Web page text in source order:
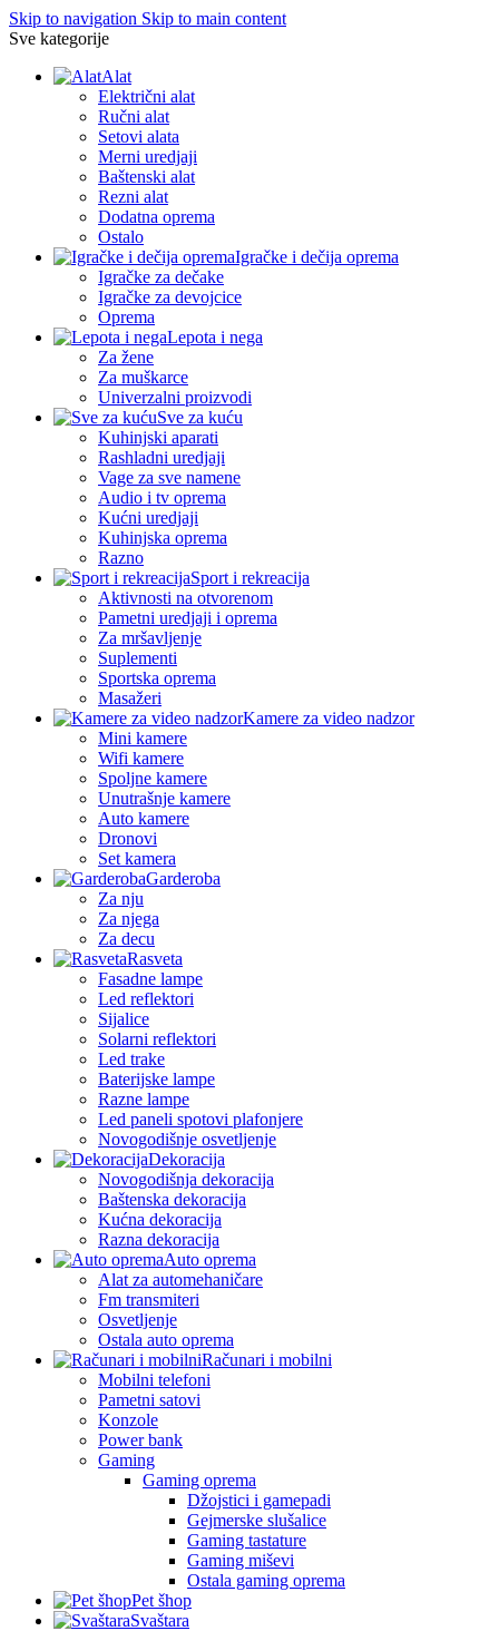
Skip to navigation Skip to main content
Sve kategorije
Alat
Električni alat
Ručni alat
Setovi alata
Merni uredjaji
Baštenski alat
Rezni alat
Dodatna oprema
Ostalo
Igračke i dečija oprema
Igračke za dečake
Igračke za devojcice
Oprema
Lepota i nega
Za žene
Za muškarce
Univerzalni proizvodi
Sve za kuću
Kuhinjski aparati
Rashladni uredjaji
Vage za sve namene
Audio i tv oprema
Kućni uredjaji
Kuhinjska oprema
Razno
Sport i rekreacija
Aktivnosti na otvorenom
Pametni uredjaji i oprema
Za mršavljenje
Suplementi
Sportska oprema
Masažeri
Kamere za video nadzor
Mini kamere
Wifi kamere
Spoljne kamere
Unutrašnje kamere
Auto kamere
Dronovi
Set kamera
Garderoba
Za nju
Za njega
Za decu
Rasveta
Fasadne lampe
Led reflektori
Sijalice
Solarni reflektori
Led trake
Baterijske lampe
Razne lampe
Led paneli spotovi plafonjere
Novogodišnje osvetljenje
Dekoracija
Novogodišnja dekoracija
Baštenska dekoracija
Kućna dekoracija
Razna dekoracija
Auto oprema
Alat za automehaničare
Fm transmiteri
Osvetljenje
Ostala auto oprema
Računari i mobilni
Mobilni telefoni
Pametni satovi
Konzole
Power bank
Gaming
Gaming oprema
Džojstici i gamepadi
Gejmerske slušalice
Gaming tastature
Gaming miševi
Ostala gaming oprema
Pet šhop
Svaštara